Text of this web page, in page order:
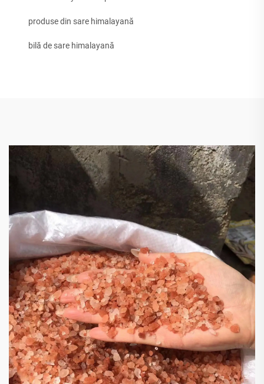
produse din sare himalayană
bilă de sare himalayană